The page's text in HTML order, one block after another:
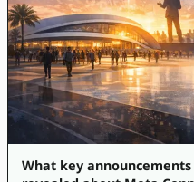
What key